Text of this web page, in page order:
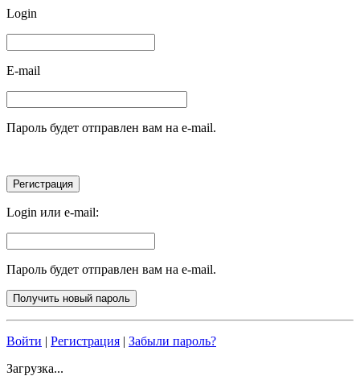
Login
E-mail
Пароль будет отправлен вам на e-mail.
Login или e-mail:
Пароль будет отправлен вам на e-mail.
Войти | Регистрация | Забыли пароль?
Загрузка...